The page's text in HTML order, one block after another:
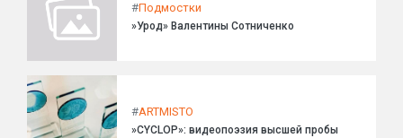
#Подмостки
»Урод» Валентины Сотниченко
#ARTMISTO
»CYCLOP»: видеопоэзия высшей пробы